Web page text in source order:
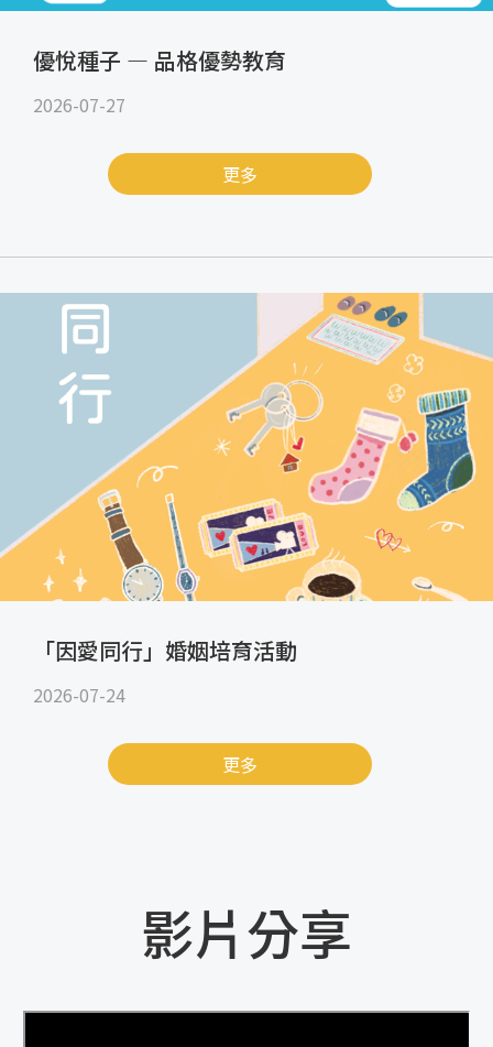
優悅種子 — 品格優勢教育
2026-07-27
更多
「因愛同行」婚姻培育活動
2026-07-24
更多
影片分享